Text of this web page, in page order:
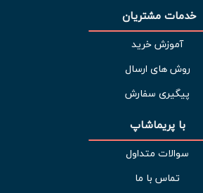
خدمات مشتریان
آموزش خرید
روش های ارسال
پیگیری سفارش
با پریماشاپ
سوالات متداول
تماس با ما